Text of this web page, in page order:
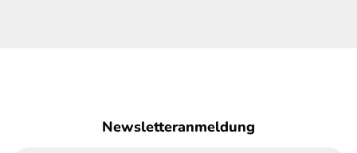
Newsletteranmeldung